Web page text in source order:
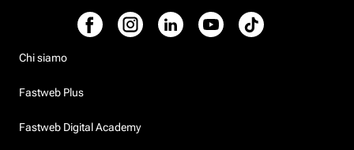
Chi siamo
Fastweb Plus
Fastweb Digital Academy